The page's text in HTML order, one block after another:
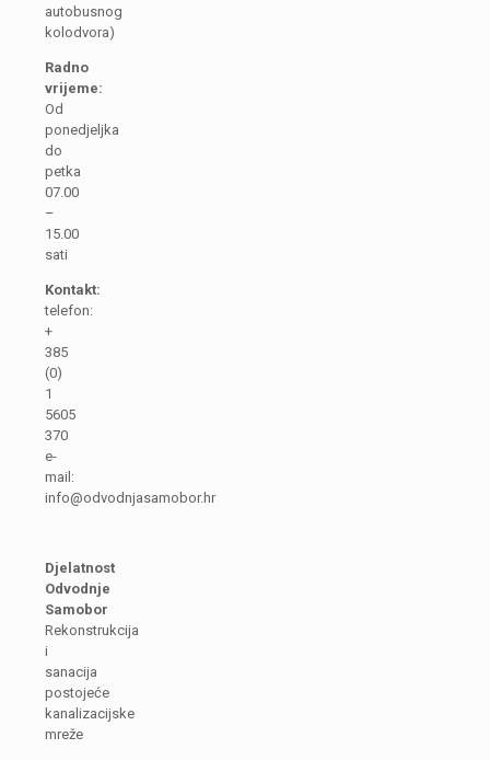
autobusnog
kolodvora)
Radno
vrijeme:
Od
ponedjeljka
do
petka
07.00
–
15.00
sati
Kontakt:
telefon:
+
385
(0)
1
5605
370
e-
mail:
info@odvodnjasamobor.hr
Djelatnost
Odvodnje
Samobor
Rekonstrukcija
i
sanacija
postojeće
kanalizacijske
mreže